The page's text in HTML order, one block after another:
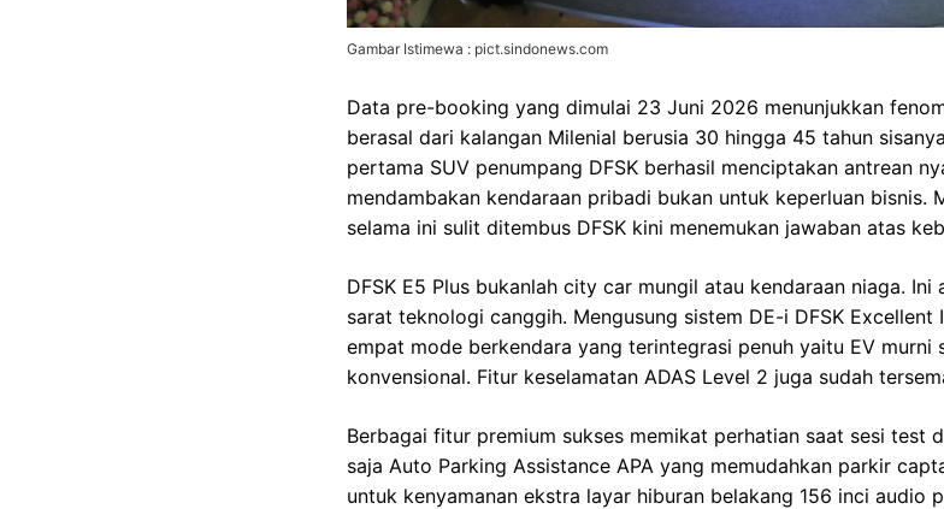
Gambar Istimewa : pict.sindonews.com
Data pre-booking yang dimulai 23 Juni 2026 menunjukkan
berasal dari kalangan Milenial berusia 30 hingga 45 tahun
pertama SUV penumpang DFSK berhasil menciptakan antrean
mendambakan kendaraan pribadi bukan untuk keperluan bisnis.
selama ini sulit ditembus DFSK kini menemukan jawaban atas
DFSK E5 Plus bukanlah city car mungil atau kendaraan niaga. Ini
sarat teknologi canggih. Mengusung sistem DE-i DFSK
empat mode berkendara yang terintegrasi penuh yaitu EV murni
konvensional. Fitur keselamatan ADAS Level 2 juga sudah
Berbagai fitur premium sukses memikat perhatian saat sesi test
saja Auto Parking Assistance APA yang memudahkan parkir
untuk kenyamanan ekstra layar hiburan belakang 156 inci audio